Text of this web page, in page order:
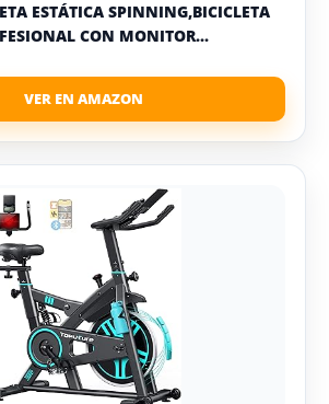
ESTÁTICA SPINNING,BICICLETA
CON MONITOR...